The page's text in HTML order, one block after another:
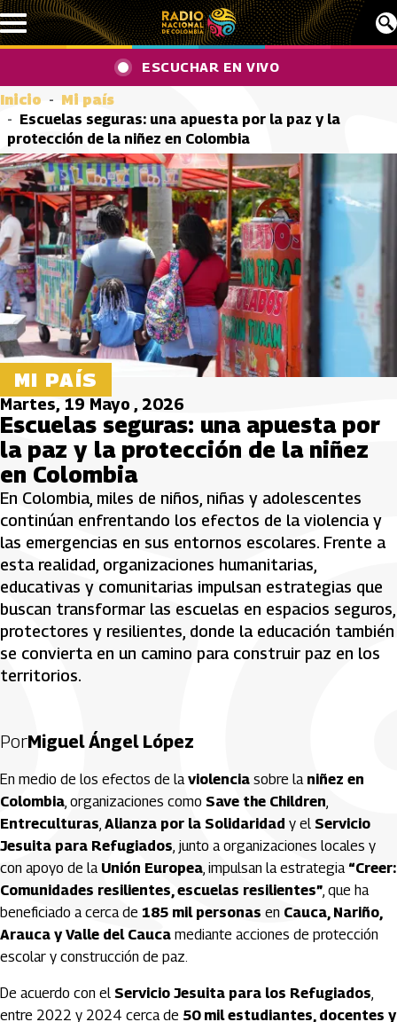
Pasar al contenido principal
ESCUCHAR EN VIVO
Inicio
Mi país
Escuelas seguras: una apuesta por la paz y la
protección de la niñez en Colombia
MI PAÍS
Martes, 19 Mayo , 2026
Escuelas seguras: una apuesta por
la paz y la protección de la niñez
en Colombia
En Colombia, miles de niños, niñas y adolescentes
continúan enfrentando los efectos de la violencia y
las emergencias en sus entornos escolares. Frente a
esta realidad, organizaciones humanitarias,
educativas y comunitarias impulsan estrategias que
buscan transformar las escuelas en espacios seguros,
protectores y resilientes, donde la educación también
se convierta en un camino para construir paz en los
territorios.
PorMiguel Ángel López
En medio de los efectos de laviolencia sobre la niñez en
Colombia, organizaciones como Save the Children,
Entreculturas, Alianza por la Solidaridad y el Servicio
Jesuita para Refugiados, junto a organizaciones locales y
con apoyo de la Unión Europea, impulsan la estrategia “Creer:
Comunidades resilientes, escuelas resilientes”, que ha
beneficiado a cerca de 185 mil personas en Cauca, Nariño,
Arauca y Valle del Cauca mediante acciones de protección
escolar y construcción de paz.
De acuerdo con el Servicio Jesuita para los Refugiados,
entre 2022 y 2024 cerca de 50 mil estudiantes, docentes y